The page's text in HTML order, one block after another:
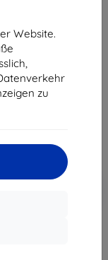
Website.
zu
In den